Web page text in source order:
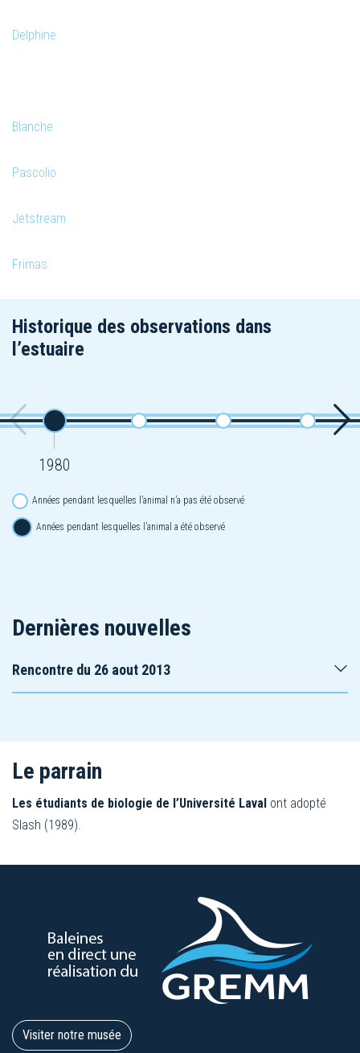
Delphine
Blanche
Pascolio
Jetstream
Frimas
Historique des observations dans
l’estuaire
1980
Années pendant lesquelles l’animal n’a pas été observé
Années pendant lesquelles l’animal a été observé
Dernières nouvelles
Rencontre du 26 aout 2013
Le parrain
Les étudiants de biologie de l’Université Laval ont adopté
Slash (1989).
Visiter notre musée